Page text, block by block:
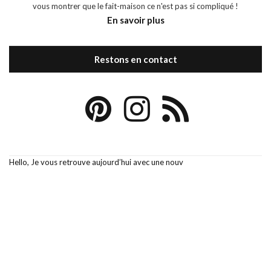
vous montrer que le fait-maison ce n'est pas si compliqué !
En savoir plus
Restons en contact
Hello, Je vous retrouve aujourd’hui avec une nouv